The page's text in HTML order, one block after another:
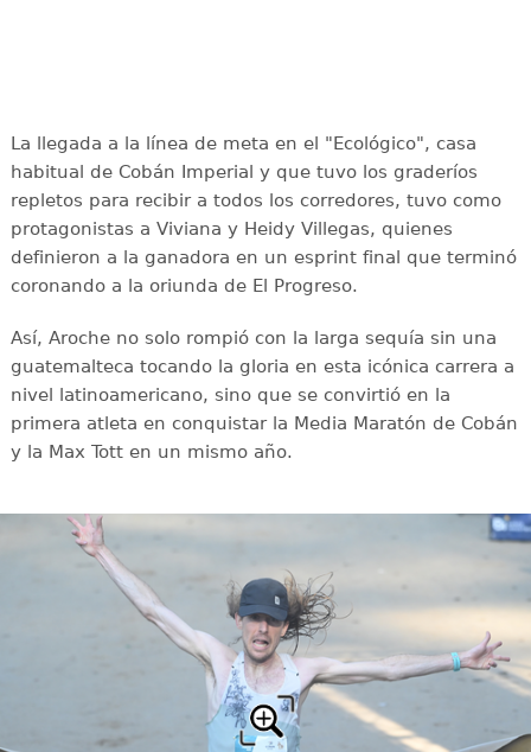
La llegada a la línea de meta en el "Ecológico", casa
habitual de Cobán Imperial y que tuvo los graderíos
repletos para recibir a todos los corredores, tuvo como
protagonistas a Viviana y Heidy Villegas, quienes
definieron a la ganadora en un esprint final que terminó
coronando a la oriunda de El Progreso.
Así, Aroche no solo rompió con la larga sequía sin una
guatemalteca tocando la gloria en esta icónica carrera a
nivel latinoamericano, sino que se convirtió en la
primera atleta en conquistar la Media Maratón de Cobán
y la Max Tott en un mismo año.